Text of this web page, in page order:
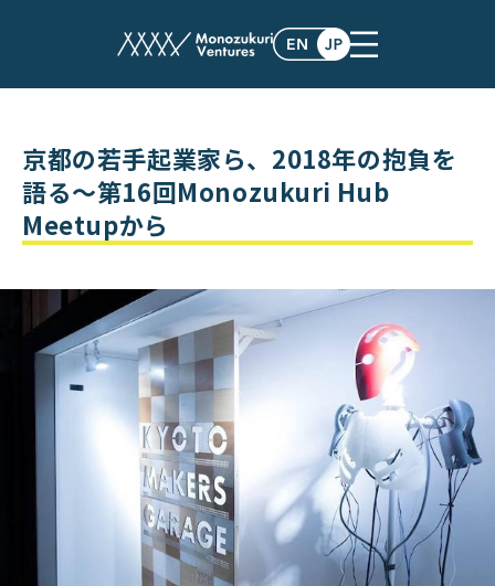
post
京都の若手起業家ら、2018年の抱負を
語る〜第16回Monozukuri Hub
Meetupから